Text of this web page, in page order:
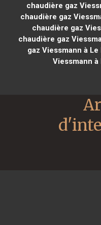
chaudière gaz
chaudière gaz
chaudière gaz
chaudière gaz
gaz Viessmann à Le
Viessmann à